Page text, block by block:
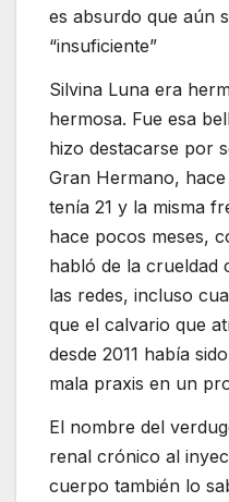
es absurdo que aún
“insuficiente”
Silvina Luna era
hermosa. Fue esa
hizo destacarse por
Gran Hermano,
tenía 21 y la misma
hace pocos meses,
habló de la crueldad
las redes, incluso
que el calvario que
desde 2011 había
mala praxis en un
El nombre del
renal crónico al
cuerpo también lo